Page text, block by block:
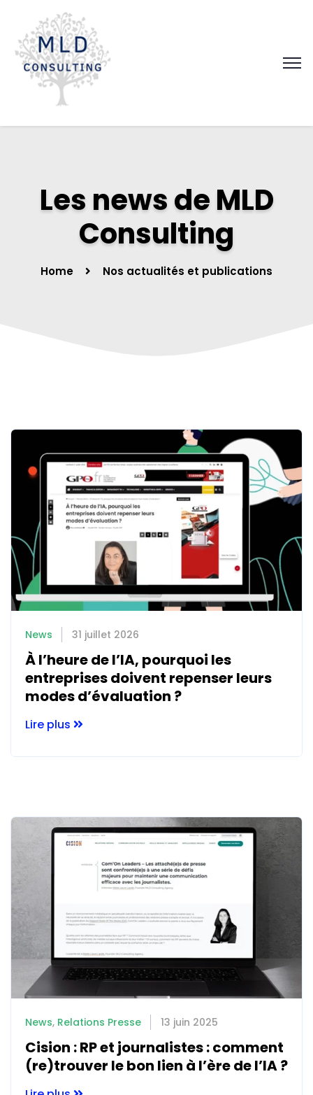
Les news de MLD
Consulting
Home Nos actualités et publications
News 31 juillet 2026
À l’heure de l’IA, pourquoi les
entreprises doivent repenser leurs
modes d’évaluation ?
Lire plus
News, Relations Presse 13 juin 2025
Cision : RP et journalistes : comment
(re)trouver le bon lien à l’ère de l’IA ?